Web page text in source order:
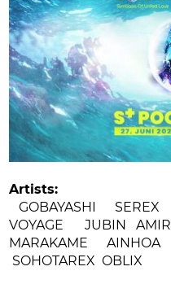
Artists:
GOBAYASHI
VOYAGE JUBIN
MARAKAME
SOHOTAREX OBLIX